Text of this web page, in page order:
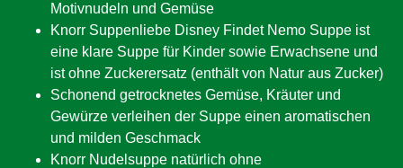
Motivnudeln und Gemüse
Knorr Suppenliebe Disney Findet Nemo Suppe ist
eine klare Suppe für Kinder sowie Erwachsene und
ist ohne Zuckerersatz (enthält von Natur aus Zucker)
Schonend getrocknetes Gemüse, Kräuter und
Gewürze verleihen der Suppe einen aromatischen
und milden Geschmack
Knorr Nudelsuppe natürlich ohne